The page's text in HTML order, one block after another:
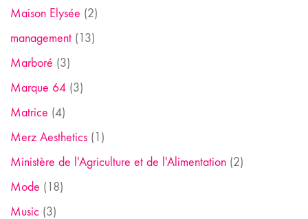
Maison Elysée (2)
management (13)
Marboré (3)
Marque 64 (3)
Matrice (4)
Merz Aesthetics (1)
Ministère de l'Agriculture et de l'Alimentation (2)
Mode (18)
Music (3)